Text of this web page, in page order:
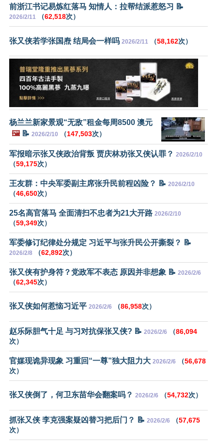
前浙江书记易炼红落马 知情人：拉帮结派惹怒习 📝
2026/2/11 （62,518次）
张又侠若学张国焘 结局会一样吗 2026/2/11 （58,162次）
杨兰兰新家景观“无敌”租金每周8500 澳元
🖼️📝 2026/2/10 （147,503次）
军报暗示张又侠政治背叛 贾庆林劝张又侠认罪？ 2026/2/10
（59,175次）
王友群：中央军委副主席张升民前程凶险？ 📝 2026/2/10
（46,650次）
25名高官落马 全面清扫不忠者为21大开路 2026/2/10
（59,349次）
军委修订纪律处分规定 习近平与张升民公开撕裂？ 📝
2026/2/8 （62,892次）
张又侠有护身符？党政军不表态 原因并非想象 📝 2026/2/6
（62,345次）
张又侠如何惹恼习近平 2026/2/6 （86,958次）
赵乐际胆气十足 与习对抗保张又侠? 📝 2026/2/6 （86,094
次）
官媒现诡异现象 习重回“一尊”独大阻力大 2026/2/6 （56,678
次）
张又侠倒了，何卫东苗华会翻案吗？ 2026/2/6 （54,732次）
抓张又侠 李克强案疑凶替习把后门？ 📝 2026/2/6 （57,675
次）